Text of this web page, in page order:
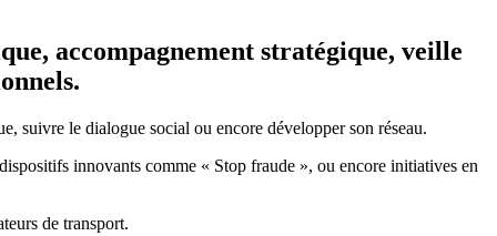
accompagnement stratégique, veille
suivre le dialogue social ou encore développer son réseau.
innovants comme « Stop fraude », ou encore initiatives en
de transport.